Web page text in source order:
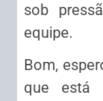
sob
equipe.
Bom,
que está